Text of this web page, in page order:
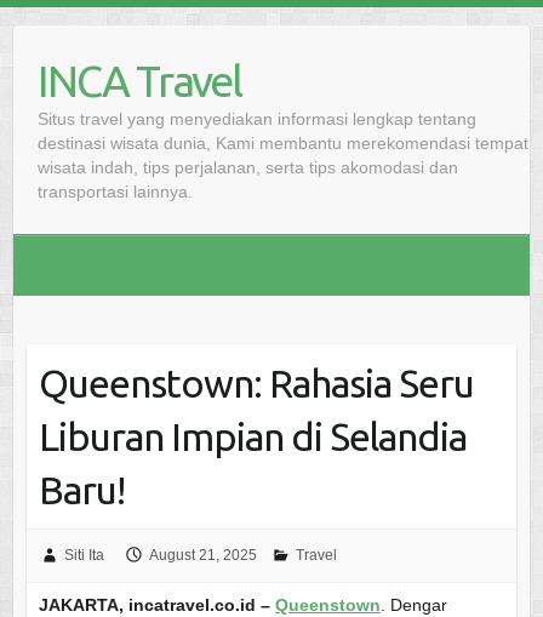
contentINCA Travel
Situs travel yang menyediakan informasi lengkap tentang
destinasi wisata dunia, Kami membantu merekomendasi tempat
wisata indah, tips perjalanan, serta tips akomodasi dan
transportasi lainnya.
Queenstown: Rahasia Seru
Liburan Impian di Selandia
Baru!
Siti Ita August 21, 2025 Travel
JAKARTA, incatravel.co.id – Queenstown . Dengar